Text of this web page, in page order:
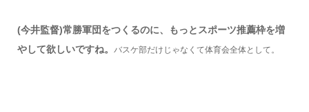
(今井監督)常勝軍団をつくるのに、もっとスポーツ推薦枠を増
やして欲しいですね。 バスケ部だけじゃなくて体育会全体として。